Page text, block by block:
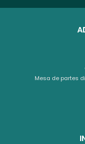
Mesa de partes